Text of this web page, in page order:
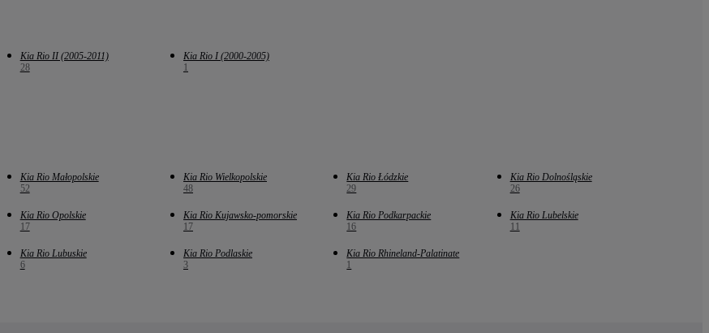
Kia Rio II (2005-2011)
28
Kia Rio I (2000-2005)
1
Kia Rio Małopolskie
52
Kia Rio Wielkopolskie
48
Kia Rio Łódzkie
29
Kia Rio Dolnośląskie
26
Kia Rio Opolskie
17
Kia Rio Kujawsko-pomorskie
17
Kia Rio Podkarpackie
16
Kia Rio Lubelskie
11
Kia Rio Lubuskie
6
Kia Rio Podlaskie
3
Kia Rio Rhineland-Palatinate
1